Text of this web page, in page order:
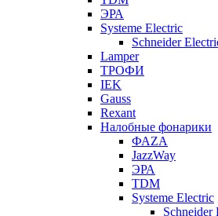
ЭРА
Systeme Electric
Schneider
Lamper
ТРОФИ
IEK
Gauss
Rexant
Налобные фонарики
ФАZА
JazzWay
ЭРА
TDM
Systeme Electric
Schneider